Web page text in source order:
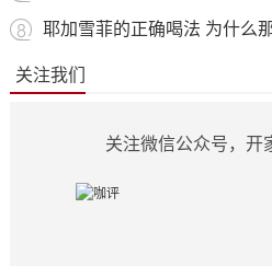
耶加雪菲的正确喝法 为什么
关注我们
关注微信公众号，开